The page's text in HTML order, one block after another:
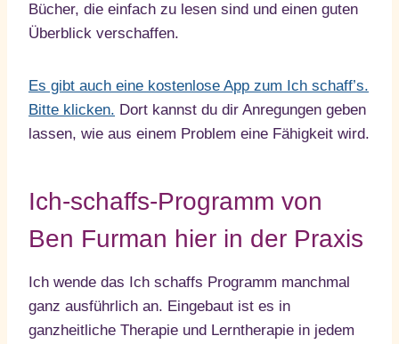
Bücher, die einfach zu lesen sind und einen guten
Überblick verschaffen.
Es gibt auch eine kostenlose App zum Ich schaff’s.
Bitte klicken. Dort kannst du dir Anregungen geben
lassen, wie aus einem Problem eine Fähigkeit wird.
Ich-schaffs-Programm von
Ben Furman hier in der Praxis
Ich wende das Ich schaffs Programm manchmal
ganz ausführlich an. Eingebaut ist es in
ganzheitliche Therapie und Lerntherapie in jedem